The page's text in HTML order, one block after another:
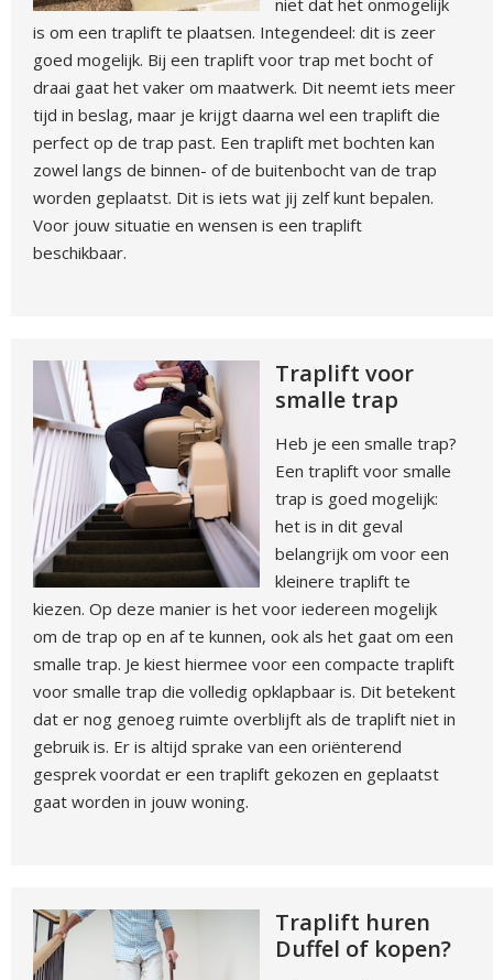
niet dat het onmogelijk
is om een traplift te plaatsen. Integendeel: dit is zeer
goed mogelijk. Bij een traplift voor trap met bocht of
draai gaat het vaker om maatwerk. Dit neemt iets meer
tijd in beslag, maar je krijgt daarna wel een traplift die
perfect op de trap past. Een traplift met bochten kan
zowel langs de binnen- of de buitenbocht van de trap
worden geplaatst. Dit is iets wat jij zelf kunt bepalen.
Voor jouw situatie en wensen is een traplift
beschikbaar.
Traplift voor
smalle trap
Heb je een smalle trap?
Een traplift voor smalle
trap is goed mogelijk:
het is in dit geval
belangrijk om voor een
kleinere traplift te
kiezen. Op deze manier is het voor iedereen mogelijk
om de trap op en af te kunnen, ook als het gaat om een
smalle trap. Je kiest hiermee voor een compacte traplift
voor smalle trap die volledig opklapbaar is. Dit betekent
dat er nog genoeg ruimte overblijft als de traplift niet in
gebruik is. Er is altijd sprake van een oriënterend
gesprek voordat er een traplift gekozen en geplaatst
gaat worden in jouw woning.
Traplift huren
Duffel of kopen?